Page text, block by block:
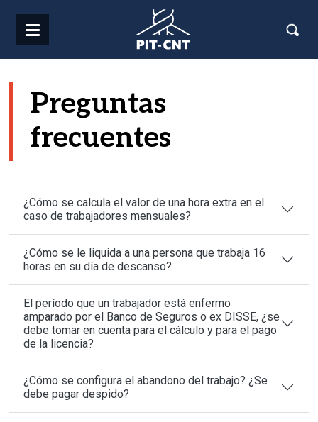
Preguntas
frecuentes
¿Cómo se calcula el valor de una hora extra en el
caso de trabajadores mensuales?
¿Cómo se le liquida a una persona que trabaja 16
horas en su día de descanso?
El período que un trabajador está enfermo
amparado por el Banco de Seguros o ex DISSE, ¿se
debe tomar en cuenta para el cálculo y para el pago
de la licencia?
¿Cómo se configura el abandono del trabajo? ¿Se
debe pagar despido?